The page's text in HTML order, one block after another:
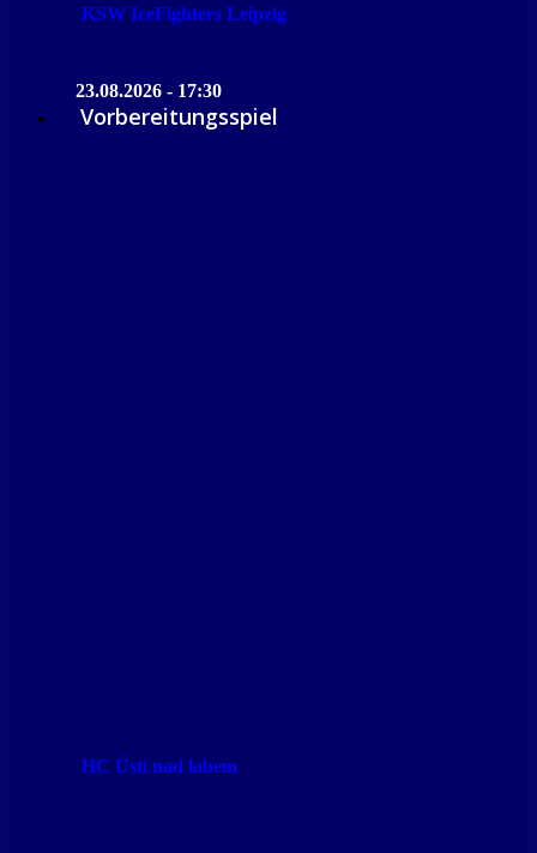
KSW IceFighters Leipzig
23.08.2026 - 17:30
Vorbereitungsspiel
HC Ústí nad labem